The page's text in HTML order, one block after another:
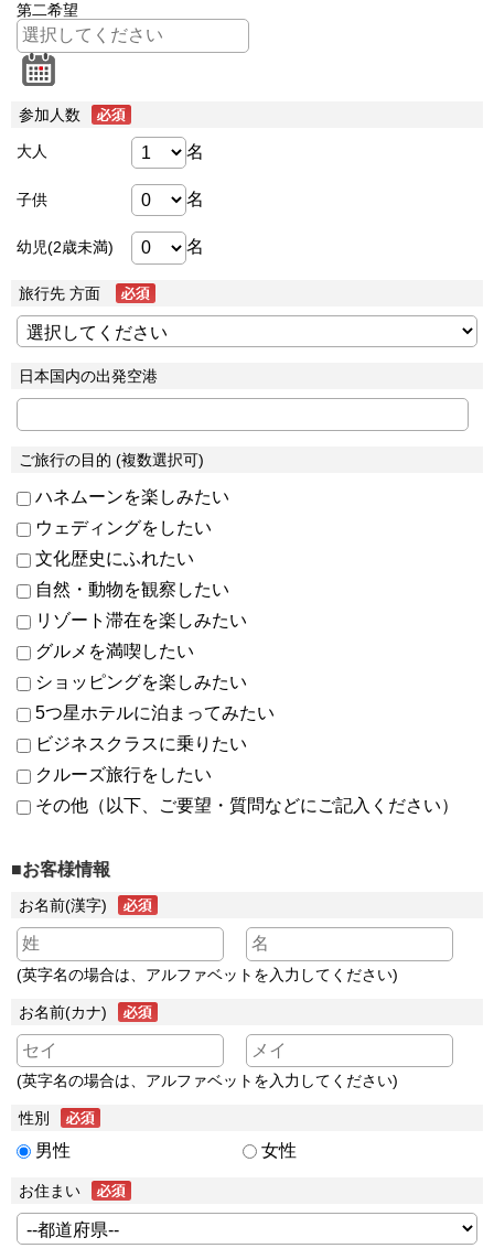
第二希望
参加人数
大人 名
子供 名
幼児(2歳未満) 名
旅行先 方面
日本国内の出発空港
ご旅行の目的 (複数選択可)
ハネムーンを楽しみたい
ウェディングをしたい
文化歴史にふれたい
自然・動物を観察したい
リゾート滞在を楽しみたい
グルメを満喫したい
ショッピングを楽しみたい
5つ星ホテルに泊まってみたい
ビジネスクラスに乗りたい
クルーズ旅行をしたい
その他（以下、ご要望・質問などにご記入ください）
■お客様情報
お名前(漢字)
(英字名の場合は、アルファベットを入力してください)
お名前(カナ)
(英字名の場合は、アルファベットを入力してください)
性別
男性 女性
お住まい